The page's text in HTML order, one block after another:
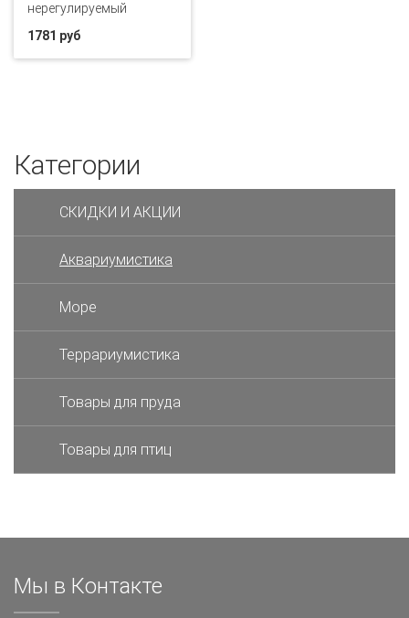
нерегулируемый
1781 руб
Категории
СКИДКИ И АКЦИИ
Аквариумистика
Море
Террариумистика
Товары для пруда
Товары для птиц
Мы в Контакте